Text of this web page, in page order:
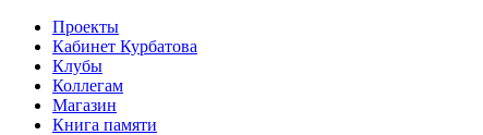
Проекты
Кабинет Курбатова
Клубы
Коллегам
Магазин
Книга памяти